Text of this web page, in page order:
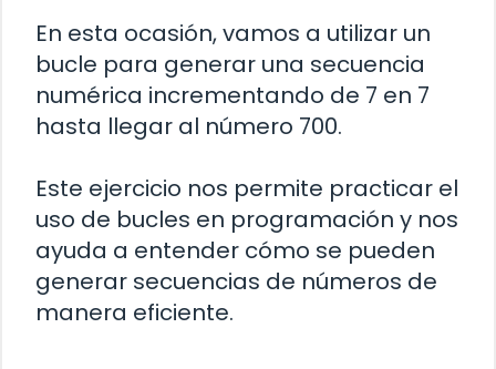
En esta ocasión, vamos a utilizar un
bucle para generar una secuencia
numérica incrementando de 7 en 7
hasta llegar al número 700.
Este ejercicio nos permite practicar el
uso de bucles en programación y nos
ayuda a entender cómo se pueden
generar secuencias de números de
manera eficiente.